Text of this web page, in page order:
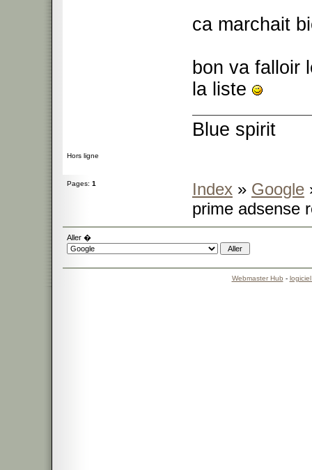
ca marchait
bon va falloir
la liste
Blue spirit
Hors ligne
Pages: 1 Index » Google
prime adsense
Aller �
Webmaster Hub -